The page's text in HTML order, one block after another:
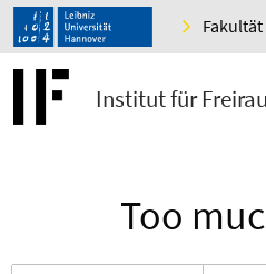
Fakultät
Institut für
Too